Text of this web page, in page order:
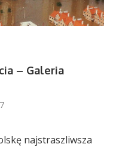
– Galeria
najstraszliwsza